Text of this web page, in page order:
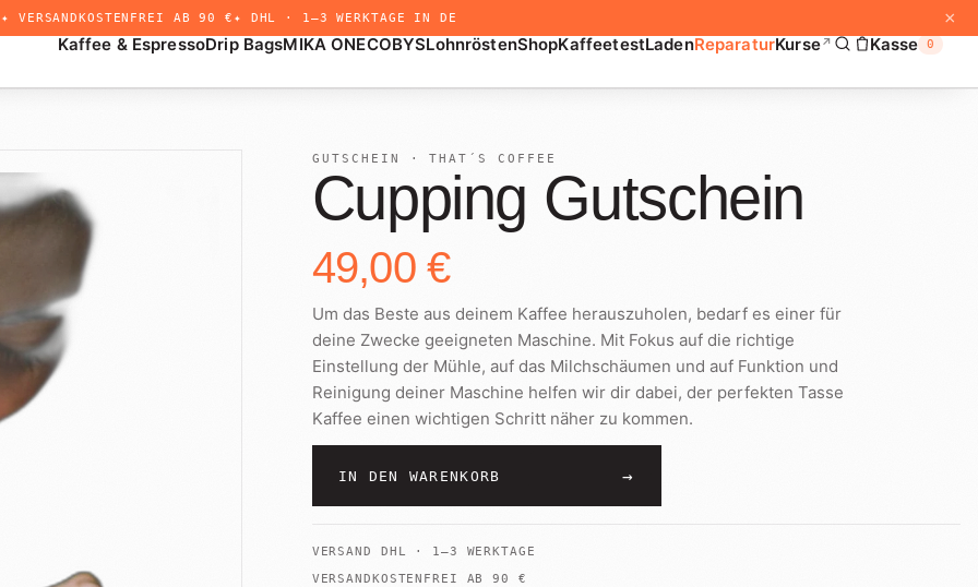
✦ VERSANDKOSTENFREI AB 90 € ✦ DHL · 1–3 WERKTAGE IN DE ×
Kaffee & EspressoDrip BagsMIKA ONECOBYSLohnröstenShopKaffeetestLadenReparaturKurse↗ Kasse 0
+
Drip Bags Untermenüöffnen
GUTSCHEIN · THAT´S COFFEE
Cupping Gutschein
49,00 €
Um das Beste aus deinem Kaffee herauszuholen, bedarf es einer für
deine Zwecke geeigneten Maschine. Mit Fokus auf die richtige
Einstellung der Mühle, auf das Milchschäumen und auf Funktion und
Reinigung deiner Maschine helfen wir dir dabei, der perfekten Tasse
Kaffee einen wichtigen Schritt näher zu kommen.
IN DEN WARENKORB →
VERSAND DHL · 1–3 WERKTAGE
VERSANDKOSTENFREI AB90
€